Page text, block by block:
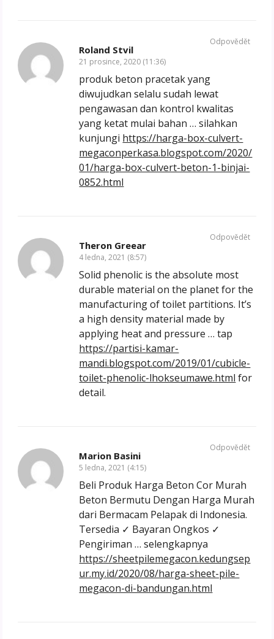
Roland Stvil
21 prosince, 2020 (11:36)
produk beton pracetak yang
diwujudkan selalu sudah lewat
pengawasan dan kontrol kwalitas
yang ketat mulai bahan … silahkan
kunjungi https://harga-box-culvert-
megaconperkasa.blogspot.com/2020/
01/harga-box-culvert-beton-1-binjai-
0852.html
Odpovědět
Theron Greear
4 ledna, 2021 (8:57)
Solid phenolic is the absolute most
durable material on the planet for the
manufacturing of toilet partitions. It’s
a high density material made by
applying heat and pressure … tap
https://partisi-kamar-
mandi.blogspot.com/2019/01/cubicle-
toilet-phenolic-lhokseumawe.html for
detail.
Odpovědět
Marion Basini
5 ledna, 2021 (4:15)
Beli Produk Harga Beton Cor Murah
Beton Bermutu Dengan Harga Murah
dari Bermacam Pelapak di Indonesia.
Tersedia ✓ Bayaran Ongkos ✓
Pengiriman … selengkapnya
https://sheetpilemegacon.kedungsep
ur.my.id/2020/08/harga-sheet-pile-
megacon-di-bandungan.html
Odpovědět